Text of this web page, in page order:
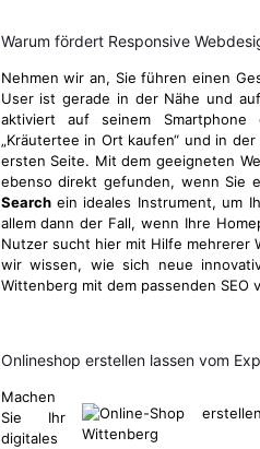
Warum fördert Responsive
Nehmen wir an, Sie führen einen
User ist gerade in der Nähe und
aktiviert auf seinem
„Kräutertee in Ort kaufen“ und in
ersten Seite. Mit dem geeigneten
ebenso direkt gefunden, wenn Sie
Searchein ideales Instrument, um
allem dann der Fall, wenn Ihre
Nutzer sucht hier mit Hilfe mehrerer
wir wissen, wie sich neue
Wittenberg mit dem passenden SEO
Onlineshop erstellen lassen vom
Machen
Sie Ihr
digitales